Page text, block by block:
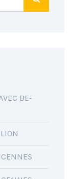
BE-